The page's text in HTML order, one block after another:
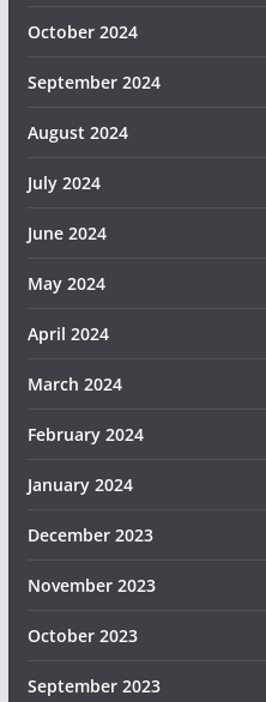
October 2024
September 2024
August 2024
July 2024
June 2024
May 2024
April 2024
March 2024
February 2024
January 2024
December 2023
November 2023
October 2023
September 2023